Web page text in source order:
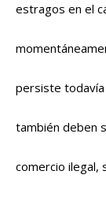
estragos en el
persiste todavía
también deben
comercio ilegal,